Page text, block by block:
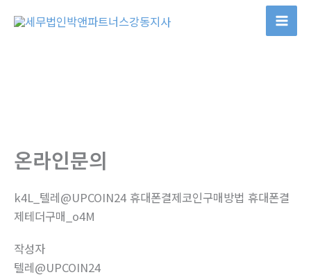
온라인문의
k4L_텔레@UPCOIN24 휴대폰결제코인구매방법 휴대폰결
제테더구매_o4M
작성자
텔레@UPCOIN24